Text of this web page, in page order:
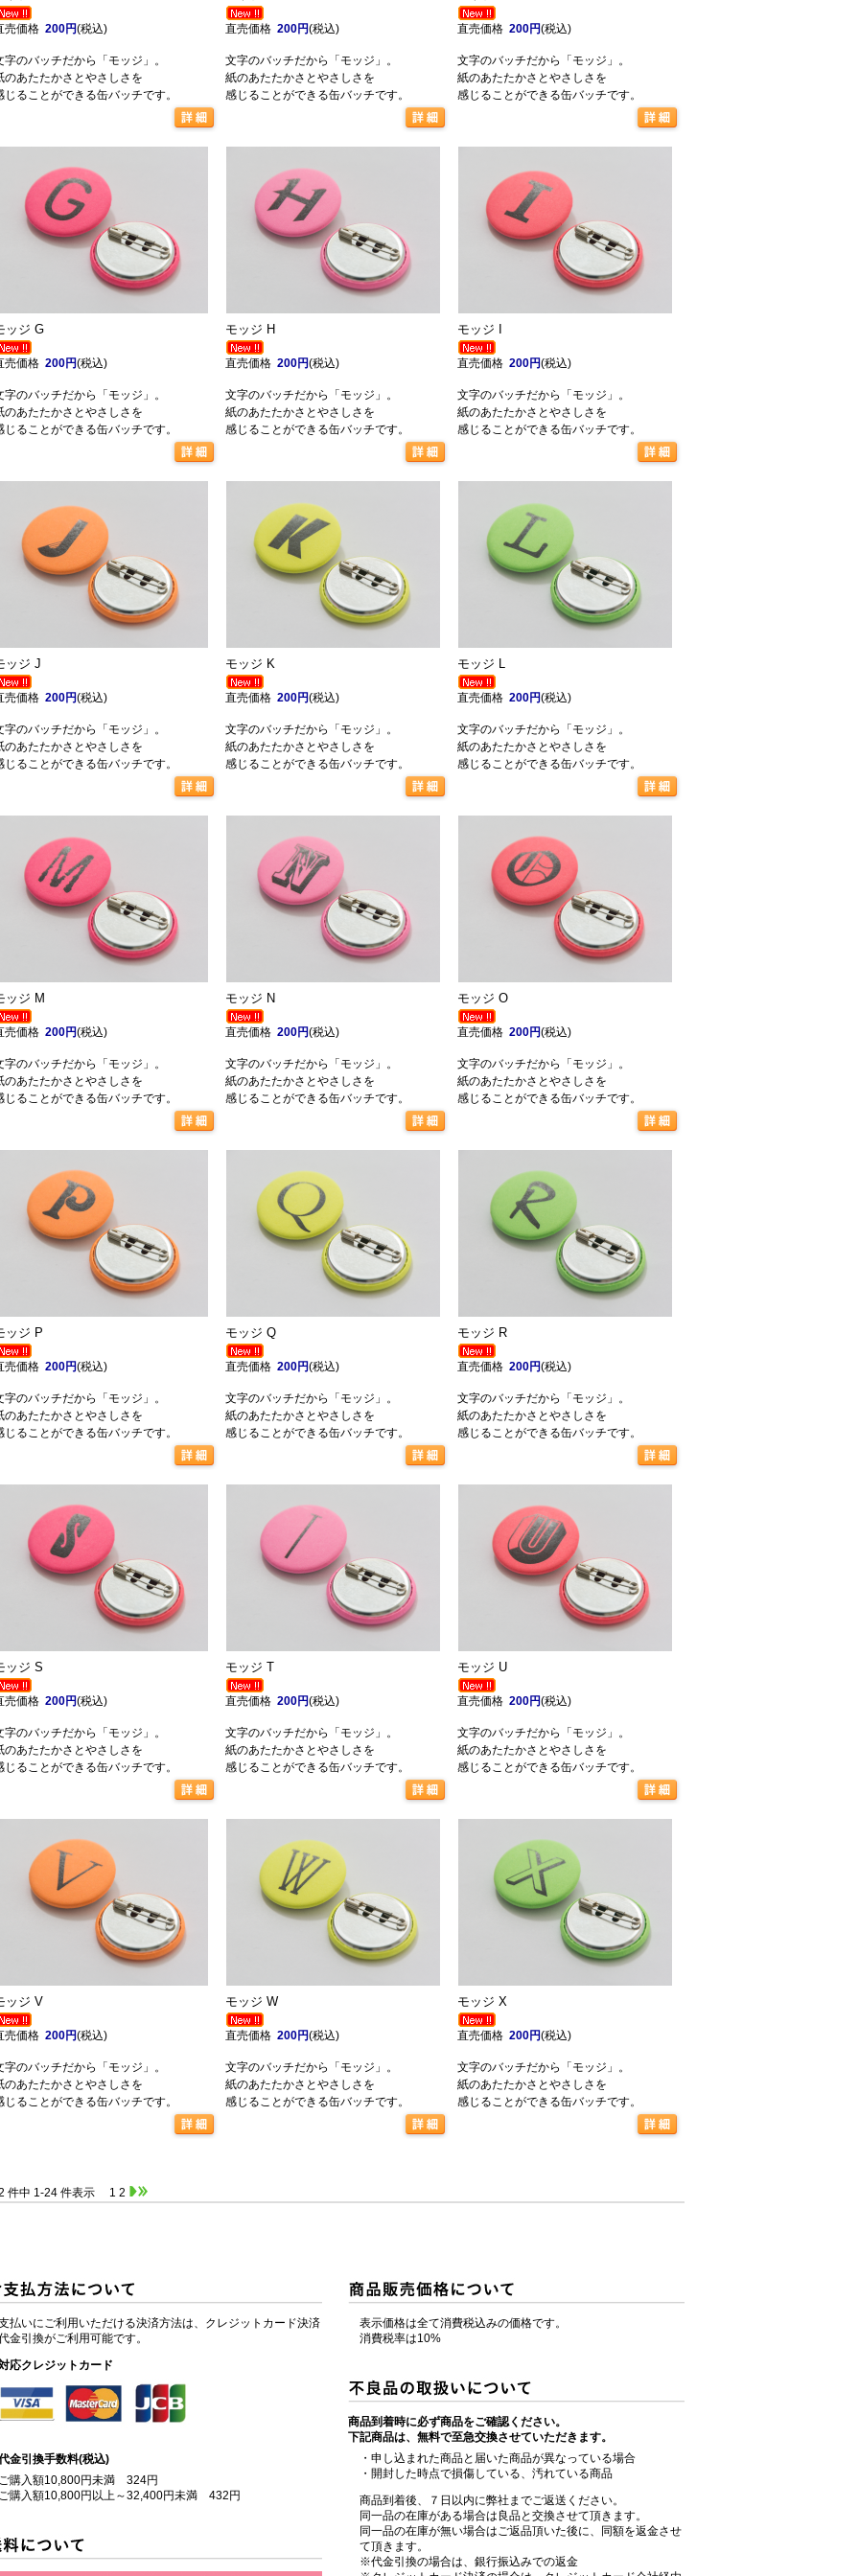
売価格 200円(税込)
字のバッチだから「モッジ」。
のあたたかさとやさしさを
じることができる缶バッチです。
直売価格 200円(税込)
文字のバッチだから「モッジ」。
紙のあたたかさとやさしさを
感じることができる缶バッチです。
直売価格 200円(税込)
文字のバッチだから「モッジ」。
紙のあたたかさとやさしさを
感じることができる缶バッチです。
ッジ G
売価格 200円(税込)
字のバッチだから「モッジ」。
のあたたかさとやさしさを
じることができる缶バッチです。
モッジ H
直売価格 200円(税込)
文字のバッチだから「モッジ」。
紙のあたたかさとやさしさを
感じることができる缶バッチです。
モッジ I
直売価格 200円(税込)
文字のバッチだから「モッジ」。
紙のあたたかさとやさしさを
感じることができる缶バッチです。
ッジ J
売価格 200円(税込)
字のバッチだから「モッジ」。
のあたたかさとやさしさを
じることができる缶バッチです。
モッジ K
直売価格 200円(税込)
文字のバッチだから「モッジ」。
紙のあたたかさとやさしさを
感じることができる缶バッチです。
モッジ L
直売価格 200円(税込)
文字のバッチだから「モッジ」。
紙のあたたかさとやさしさを
感じることができる缶バッチです。
ッジ M
売価格 200円(税込)
字のバッチだから「モッジ」。
のあたたかさとやさしさを
じることができる缶バッチです。
モッジ N
直売価格 200円(税込)
文字のバッチだから「モッジ」。
紙のあたたかさとやさしさを
感じることができる缶バッチです。
モッジ O
直売価格 200円(税込)
文字のバッチだから「モッジ」。
紙のあたたかさとやさしさを
感じることができる缶バッチです。
ッジ P
売価格 200円(税込)
字のバッチだから「モッジ」。
のあたたかさとやさしさを
じることができる缶バッチです。
モッジ Q
直売価格 200円(税込)
文字のバッチだから「モッジ」。
紙のあたたかさとやさしさを
感じることができる缶バッチです。
モッジ R
直売価格 200円(税込)
文字のバッチだから「モッジ」。
紙のあたたかさとやさしさを
感じることができる缶バッチです。
ッジ S
売価格 200円(税込)
字のバッチだから「モッジ」。
のあたたかさとやさしさを
じることができる缶バッチです。
モッジ T
直売価格 200円(税込)
文字のバッチだから「モッジ」。
紙のあたたかさとやさしさを
感じることができる缶バッチです。
モッジ U
直売価格 200円(税込)
文字のバッチだから「モッジ」。
紙のあたたかさとやさしさを
感じることができる缶バッチです。
ッジ V
売価格 200円(税込)
字のバッチだから「モッジ」。
のあたたかさとやさしさを
じることができる缶バッチです。
モッジ W
直売価格 200円(税込)
文字のバッチだから「モッジ」。
紙のあたたかさとやさしさを
感じることができる缶バッチです。
モッジ X
直売価格 200円(税込)
文字のバッチだから「モッジ」。
紙のあたたかさとやさしさを
感じることができる缶バッチです。
件中 1-24 件表示 1 2
払いにご利用いただける決済方法は、クレジットカード決済
金引換がご利用可能です。
応クレジットカード
金引換手数料(税込)
入額10,800円未満 324円
入額10,800円以上～32,400円未満 432円
表示価格は全て消費税込みの価格です。
消費税率は10%
商品到着時に必ず商品をご確認ください。
下記商品は、無料で至急交換させていただきます。
・申し込まれた商品と届いた商品が異なっている場合
・開封した時点で損傷している、汚れている商品
商品到着後、７日以内に弊社までご返送ください。
同一品の在庫がある場合は良品と交換させて頂きます。
同一品の在庫が無い場合はご返品頂いた後に、同額を返金させ
て頂きます。
※代金引換の場合は、銀行振込みでの返金